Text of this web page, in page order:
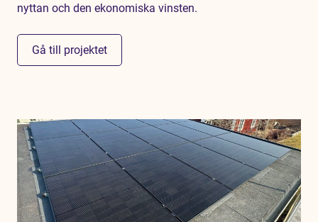
nyttan och den ekonomiska vinsten.
Gå till projektet